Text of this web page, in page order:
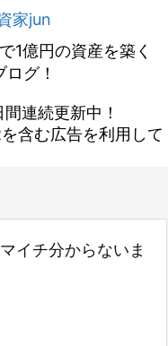
家jun
1億円の資産を築く
グ！
連続更新中！
含む広告を利用して
イチ分からないま